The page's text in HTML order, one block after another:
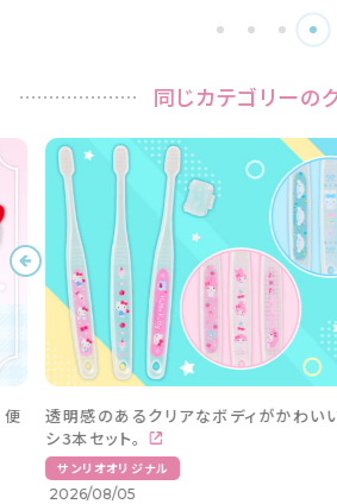
同じカテゴリーの
Sanrio Babyの「2WAYオール」が新
中！
サンリオオリジナル
2026/08/07